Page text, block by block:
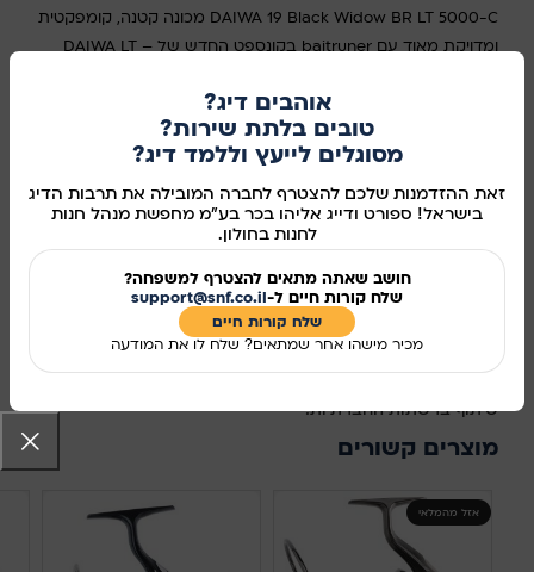
אוהבים דיג?
טובים בלתת שירות?
מסוגלים לייעץ וללמד דיג?
זאת ההזדמנות שלכם להצטרף לחברה המובילה את תרבות הדיג
בישראל! ספורט ודייג אליהו בכר בע"מ מחפשת מנהל חנות
לחנות בחולון.
חושב שאתה מתאים להצטרף למשפחה?
שלח קורות חיים ל-support@snf.co.il
שלח קורות חיים​
מכיר מישהו אחר שמתאים? שלח לו את המודעה
DAIWA 19 Black Widow BR LT 5000-C מכונה קטנה, קומפקטית
ומדויקת מאוד עם baitruner בקונספט החדש של DAIWA LT –
לסוגים שונים של דיג, החל משיטת feeder, דרך דיג עם פתיונות
חיים ועד לדיג קרפיונים. משקל: 315 גרם. יחס העברה 5.2:1 קיבולת
0.37 / 150 מ'
מק"ט:2800473
שיתוף ברשתות החברתיות:
מוצרים קשורים
אזל מהמלאי